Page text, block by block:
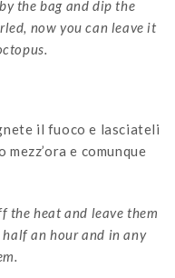
the bag and dip the
now you can leave it
il fuoco e lasciateli
e comunque
the heat and leave them
an hour and in any